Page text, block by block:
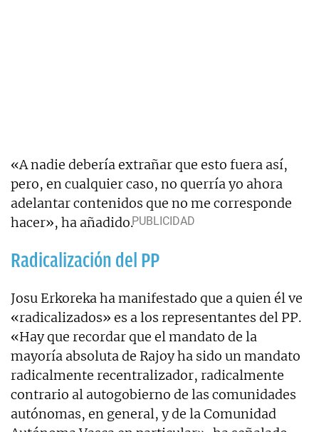
«A nadie debería extrañar que esto fuera así,
pero, en cualquier caso, no querría yo ahora
adelantar contenidos que no me corresponde
hacer», ha añadido.
Radicalización del PP
Josu Erkoreka ha manifestado que a quien él ve
«radicalizados» es a los representantes del PP.
«Hay que recordar que el mandato de la
mayoría absoluta de Rajoy ha sido un mandato
radicalmente recentralizador, radicalmente
contrario al autogobierno de las comunidades
autónomas, en general, y de la Comunidad